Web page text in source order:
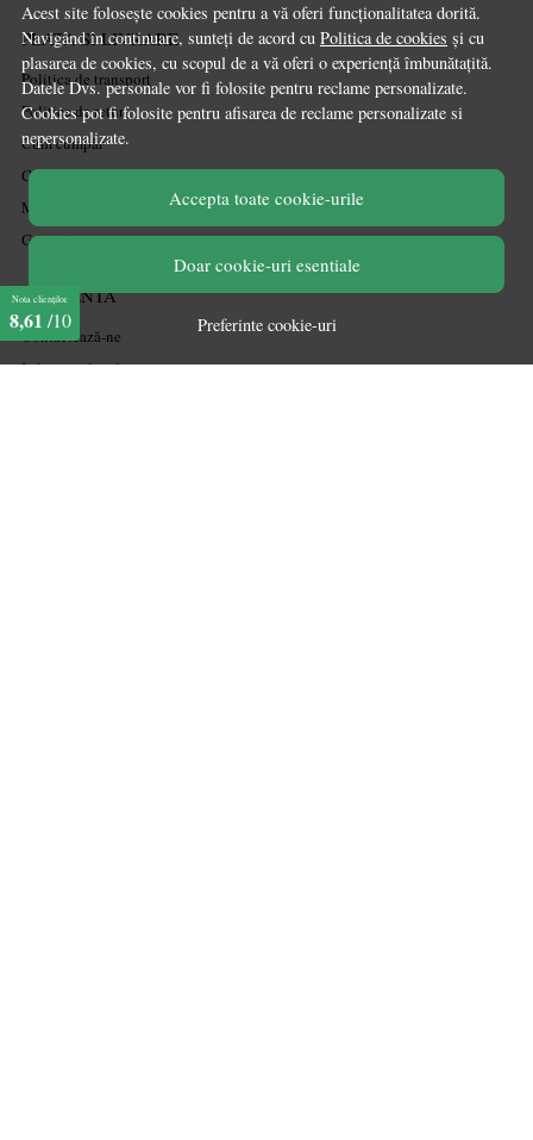
Acest site folosește cookies pentru a vă oferi funcționalitatea dorită.
Navigând în continuare, sunteți de acord cu Politica de cookies și cu
plasarea de cookies, cu scopul de a vă oferi o experiență îmbunătațită.
Datele Dvs. personale vor fi folosite pentru reclame personalizate.
Cookies pot fi folosite pentru afisarea de reclame personalizate si
nepersonalizate.
Accepta toate cookie-urile
Doar cookie-uri esentiale
Preferinte cookie-uri
PLATA SI LIVRARE
Politica de transport
Politica de retur
Cum cumpăr
Coșul meu
Metode de plată
Garanție
ASISTENTA
Contactează-ne
Informatii legale
Nota clienților
8,61 /10